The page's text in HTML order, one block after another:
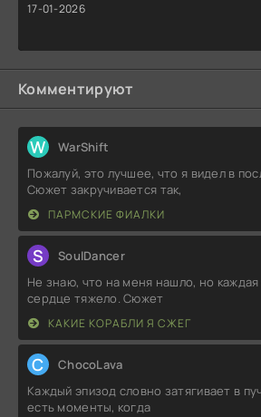
17-01-2026
Комментируют
W WarShift
Пожалуй, это лучшее, что я видел в
Сюжет закручивается так,
ПАРМСКИЕ ФИАЛКИ
S SoulDancer
Не знаю, что на меня нашло, но каждая
сердце тяжело. Сюжет
КАКИЕ КОРАБЛИ Я СЖЕГ
C ChocoLava
Каждый эпизод словно затягивает в
есть моменты, когда